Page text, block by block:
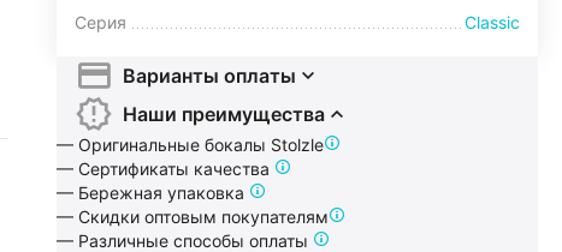
Серия Classic
Варианты оплаты
Наши преимущества
— Оригинальные бокалы Stolzle
— Сертификаты качества
— Бережная упаковка
— Скидки оптовым покупателям
— Различные способы оплаты